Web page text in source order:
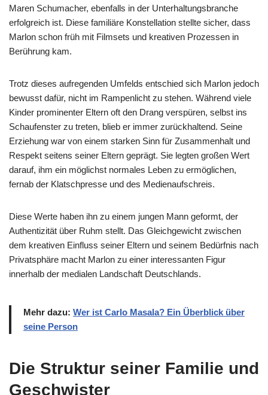
Maren Schumacher, ebenfalls in der Unterhaltungsbranche
erfolgreich ist. Diese familiäre Konstellation stellte sicher, dass
Marlon schon früh mit Filmsets und kreativen Prozessen in
Berührung kam.
Trotz dieses aufregenden Umfelds entschied sich Marlon jedoch
bewusst dafür, nicht im Rampenlicht zu stehen. Während viele
Kinder prominenter Eltern oft den Drang verspüren, selbst ins
Schaufenster zu treten, blieb er immer zurückhaltend. Seine
Erziehung war von einem starken Sinn für Zusammenhalt und
Respekt seitens seiner Eltern geprägt. Sie legten großen Wert
darauf, ihm ein möglichst normales Leben zu ermöglichen,
fernab der Klatschpresse und des Medienaufschreis.
Diese Werte haben ihn zu einem jungen Mann geformt, der
Authentizität über Ruhm stellt. Das Gleichgewicht zwischen
dem kreativen Einfluss seiner Eltern und seinem Bedürfnis nach
Privatsphäre macht Marlon zu einer interessanten Figur
innerhalb der medialen Landschaft Deutschlands.
Mehr dazu: Wer ist Carlo Masala? Ein Überblick über
seine Person
Die Struktur seiner Familie und
Geschwister